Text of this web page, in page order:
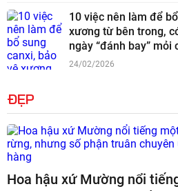
10 việc nên làm để
xương từ bên trong,
ngày “đánh bay” mỏi
24/02/2026
ĐẸP
Hoa hậu xứ Mường nổi